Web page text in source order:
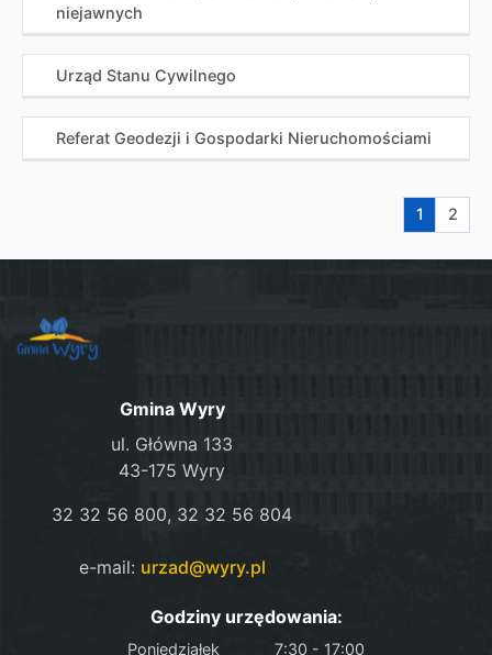
niejawnych
Urząd Stanu Cywilnego
Referat Geodezji i Gospodarki Nieruchomościami
Aktualna
1 2
Gmina Wyry
ul. Główna 133
43-175 Wyry
32 32 56 800, 32 32 56 804
e-mail: urzad@wyry.pl
Godziny urzędowania:
Poniedziałek 7:30 - 17:00